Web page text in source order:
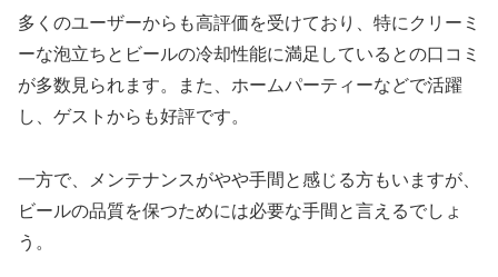
多くのユーザーからも高評価を受けており、特にクリーミ
ーな泡立ちとビールの冷却性能に満足しているとの口コミ
が多数見られます。また、ホームパーティーなどで活躍
し、ゲストからも好評です。
一方で、メンテナンスがやや手間と感じる方もいますが、
ビールの品質を保つためには必要な手間と言えるでしょ
う。